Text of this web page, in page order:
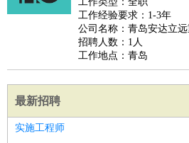
工作经验要求：1-3年
公司名称：青岛安达立远
招聘人数：1人
工作地点：青岛
最新招聘
实施工程师